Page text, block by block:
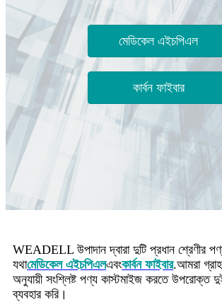
মেডিকেল এইচপিএল
কার্বন ফাইবার
WEADELL উপাদান দ্বারা দুটি প্রধান শ্রেণীর
যথামেডিকেল এইচপিএলএবংকার্বন ফাইবার.আমরা
অনুযায়ী সংশ্লিষ্ট পণ্য কাস্টমাইজ করতে উপরোক্ত
ব্যবহার করি।